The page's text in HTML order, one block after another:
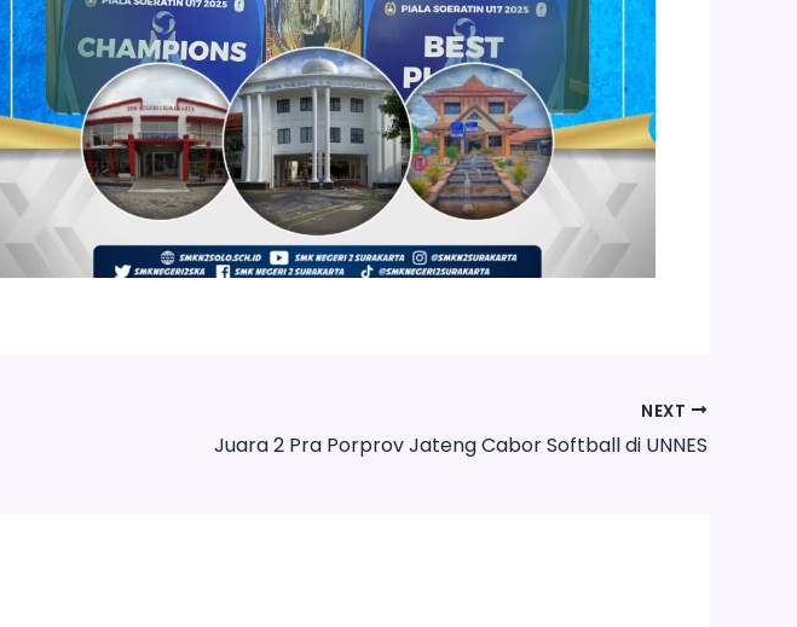
NEXT
Juara 2 Pra Porprov Jateng Cabor Softball di UNNES